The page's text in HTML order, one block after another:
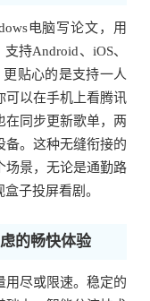
电脑写论文，用
持Android、iOS、
贴心的是支持一人
可以在手机上看腾讯
在同步更新歌单，两
备。这种无缝衔接的
场景，无论是通勤路
子投屏看剧。
的畅快体验
用尽或限速。稳定的